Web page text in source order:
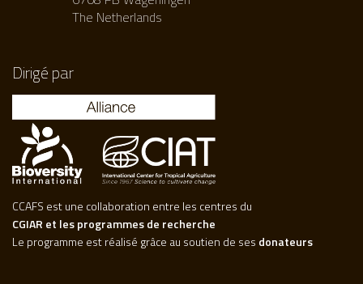
The Netherlands
Dirigé par
CCAFS est une collaboration entre les centres du
CGIAR et les programmes de recherche
Le programme est réalisé grâce au soutien de ses donateurs